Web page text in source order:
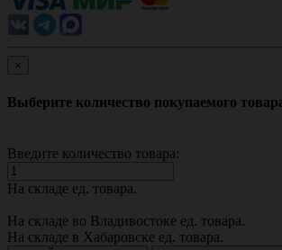
×
Выберите количество покупаемого
Введите количество товара:
На складе ед. товара.
На складе во Владивостоке ед. товара.
На складе в Хабаровске ед. товара.